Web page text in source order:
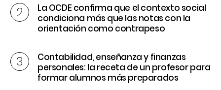
La OCDE confirma que el contexto social
condiciona más que las notas con la
orientación como contrapeso
Contabilidad, enseñanza y finanzas
personales: la receta de un profesor para
formar alumnos más preparados